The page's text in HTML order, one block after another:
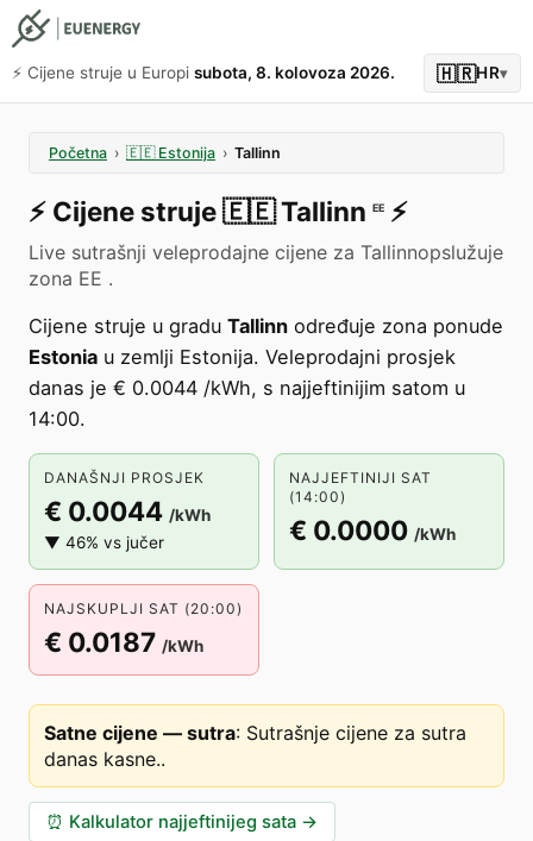
⚡️ Cijene struje u Europi subota, 8. kolovoza 2026. 🇭🇷HR▾
Početna › 🇪🇪 Estonija › Tallinn
⚡️ Cijene struje🇪🇪Tallinn EE ⚡️
Live sutrašnji veleprodajne cijene za Tallinnopslužuje
zona EE .
Cijene struje u gradu Tallinn određuje zona ponude
Estonia u zemlji Estonija. Veleprodajni prosjek
danas je € 0.0044 /kWh, s najjeftinijim satom u
14:00.
DANAŠNJI PROSJEK
€ 0.0044 /kWh
▼ 46% vs jučer
NAJJEFTINIJI SAT
(14:00)
€ 0.0000 /kWh
NAJSKUPLJI SAT (20:00)
€ 0.0187 /kWh
Satne cijene — sutra: Sutrašnje cijene za sutra
danas kasne..
⏰ Kalkulator najjeftinijeg sata →